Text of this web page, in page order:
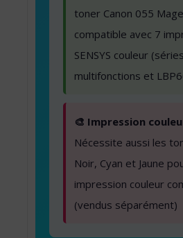
toner Canon 055
compatible avec 7
SENSYS couleur
multifonctions et
🎨 Impression
Nécessite aussi les
Noir, Cyan et Jaune
impression couleur
(vendus séparément)